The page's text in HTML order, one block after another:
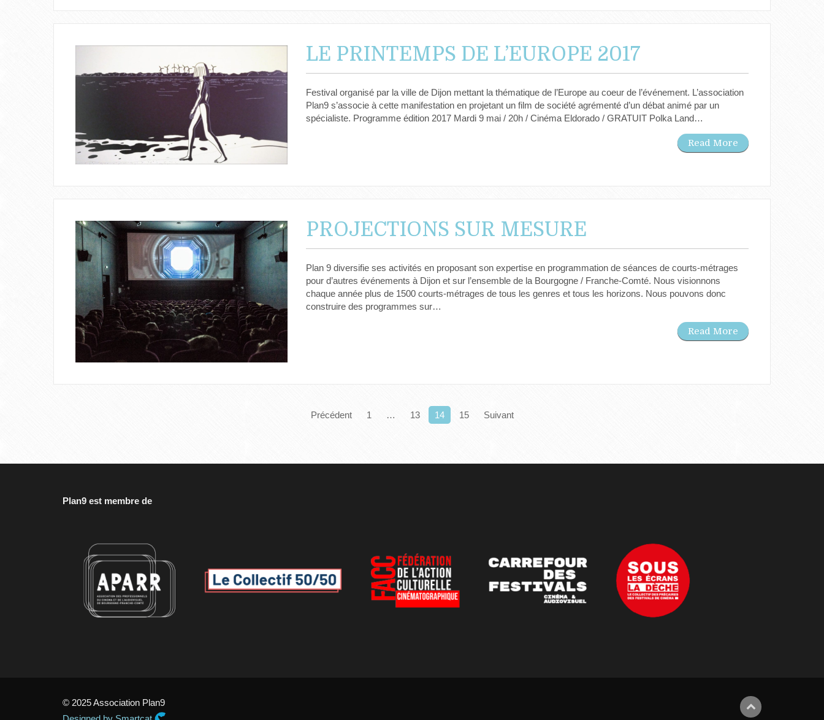
LE PRINTEMPS DE L’EUROPE 2017
Festival organisé par la ville de Dijon mettant la thématique de l’Europe au coeur de l’événement. L’association
Plan9 s’associe à cette manifestation en projetant un film de société agrémenté d’un débat animé par un
spécialiste. Programme édition 2017 Mardi 9 mai / 20h / Cinéma Eldorado / GRATUIT Polka Land…
Read More
PROJECTIONS SUR MESURE
Plan 9 diversifie ses activités en proposant son expertise en programmation de séances de courts-métrages
pour d’autres événements à Dijon et sur l’ensemble de la Bourgogne / Franche-Comté. Nous visionnons
chaque année plus de 1500 courts-métrages de tous les genres et tous les horizons. Nous pouvons donc
construire des programmes sur…
Read More
Pagination
Précédent 1 … 13 14 15 Suivant
Plan9 est membre de
© 2025 Association Plan9